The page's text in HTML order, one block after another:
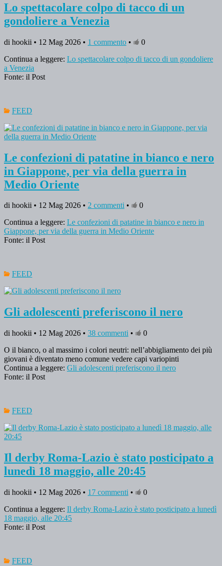
Lo spettacolare colpo di tacco di un
gondoliere a Venezia
di hookii • 12 Mag 2026 • 1 commento •
0
Continua a leggere: Lo spettacolare colpo di tacco di un gondoliere
a Venezia
Fonte: il Post
FEED
Le confezioni di patatine in bianco e nero
in Giappone, per via della guerra in
Medio Oriente
di hookii • 12 Mag 2026 • 2 commenti •
0
Continua a leggere: Le confezioni di patatine in bianco e nero in
Giappone, per via della guerra in Medio Oriente
Fonte: il Post
FEED
Gli adolescenti preferiscono il nero
di hookii • 12 Mag 2026 • 38 commenti •
0
O il bianco, o al massimo i colori neutri: nell’abbigliamento dei più
giovani è diventato meno comune vedere capi variopinti
Continua a leggere: Gli adolescenti preferiscono il nero
Fonte: il Post
FEED
Il derby Roma-Lazio è stato posticipato a
lunedì 18 maggio, alle 20:45
di hookii • 12 Mag 2026 • 17 commenti •
0
Continua a leggere: Il derby Roma-Lazio è stato posticipato a lunedì
18 maggio, alle 20:45
Fonte: il Post
FEED